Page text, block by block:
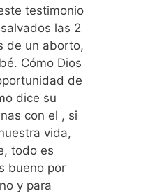
testimonio
las 2
de un aborto,
Cómo Dios
de
dice su
con el , si
vida,
todo es
bueno por
y para